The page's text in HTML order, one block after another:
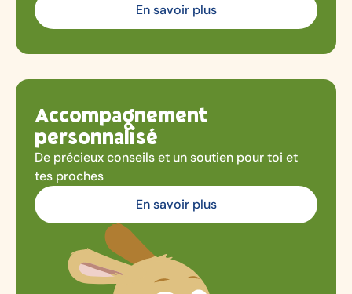
En savoir plus
Accompagnement
personnalisé
De précieux conseils et un soutien pour toi et
tes proches
En savoir plus